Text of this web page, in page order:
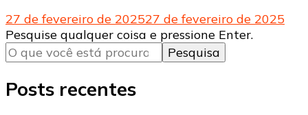
27 de fevereiro de 202527 de fevereiro de 2025
Procurando
algo?
Pesquise qualquer coisa e pressione Enter.
Posts recentes